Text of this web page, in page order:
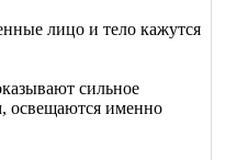
лицо и тело кажутся
сильное
освещаются именно